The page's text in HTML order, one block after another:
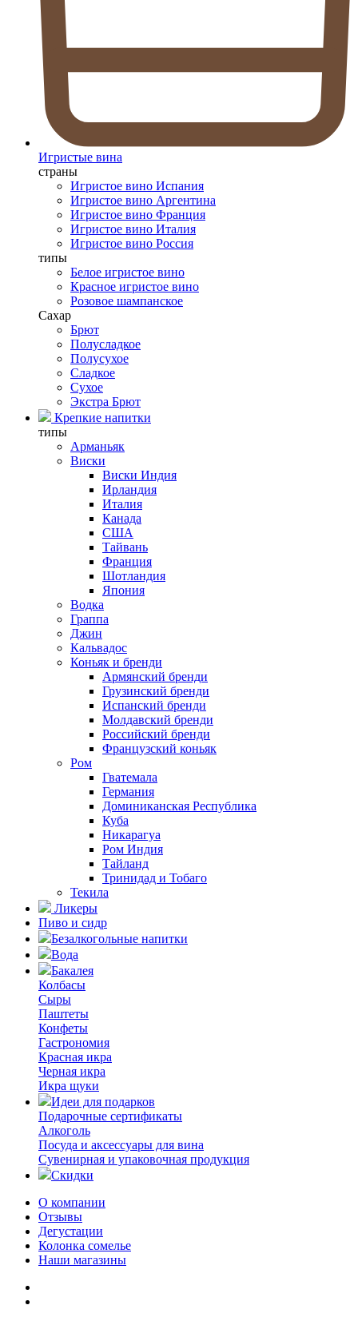
Игристые вина
страны
Игристое вино Испания
Игристое вино Аргентина
Игристое вино Франция
Игристое вино Италия
Игристое вино Россия
типы
Белое игристое вино
Красное игристое вино
Розовое шампанское
Сахар
Брют
Полусладкое
Полусухое
Сладкое
Сухое
Экстра Брют
Крепкие напитки
типы
Арманьяк
Виски
Виски Индия
Ирландия
Италия
Канада
США
Тайвань
Франция
Шотландия
Япония
Водка
Граппа
Джин
Кальвадос
Коньяк и бренди
Армянский бренди
Грузинский бренди
Испанский бренди
Молдавский бренди
Российский бренди
Французский коньяк
Ром
Гватемала
Германия
Доминиканская Республика
Куба
Никарагуа
Ром Индия
Тайланд
Тринидад и Тобаго
Текила
Ликеры
Пиво и сидр
Безалкогольные напитки
Вода
Бакалея
Колбасы
Сыры
Паштеты
Конфеты
Гастрономия
Красная икра
Черная икра
Икра щуки
Идеи для подарков
Подарочные сертификаты
Алкоголь
Посуда и аксессуары для вина
Сувенирная и упаковочная продукция
Скидки
О компании
Отзывы
Дегустации
Колонка сомелье
Наши магазины